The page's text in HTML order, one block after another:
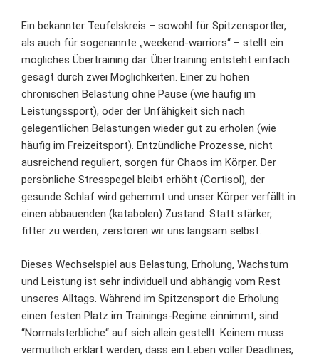
Ein bekannter Teufelskreis – sowohl für Spitzensportler,
als auch für sogenannte „weekend-warriors“ – stellt ein
mögliches Übertraining dar. Übertraining entsteht einfach
gesagt durch zwei Möglichkeiten. Einer zu hohen
chronischen Belastung ohne Pause (wie häufig im
Leistungssport), oder der Unfähigkeit sich nach
gelegentlichen Belastungen wieder gut zu erholen (wie
häufig im Freizeitsport). Entzündliche Prozesse, nicht
ausreichend reguliert, sorgen für Chaos im Körper. Der
persönliche Stresspegel bleibt erhöht (Cortisol), der
gesunde Schlaf wird gehemmt und unser Körper verfällt in
einen abbauenden (katabolen) Zustand. Statt stärker,
fitter zu werden, zerstören wir uns langsam selbst.
Dieses Wechselspiel aus Belastung, Erholung, Wachstum
und Leistung ist sehr individuell und abhängig vom Rest
unseres Alltags. Während im Spitzensport die Erholung
einen festen Platz im Trainings-Regime einnimmt, sind
“Normalsterbliche“ auf sich allein gestellt. Keinem muss
vermutlich erklärt werden, dass ein Leben voller Deadlines,